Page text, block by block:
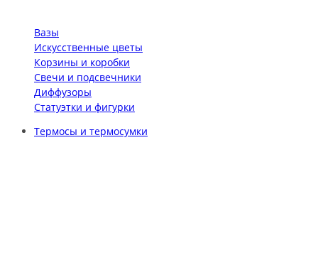
Вазы
Искусственные цветы
Корзины и коробки
Свечи и подсвечники
Диффузоры
Статуэтки и фигурки
Термосы и термосумки